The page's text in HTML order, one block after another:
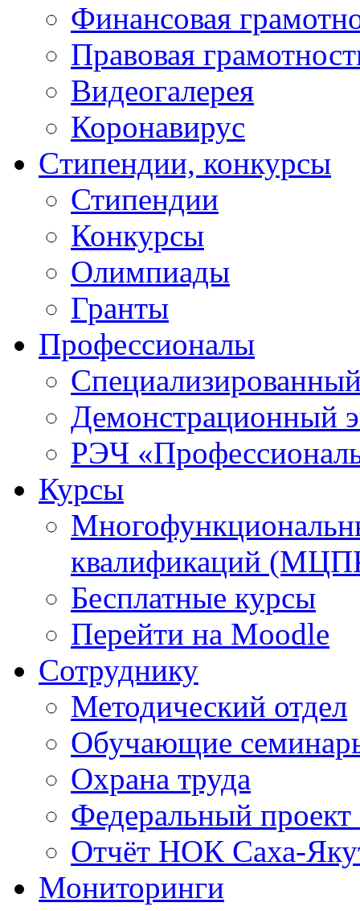
Финансовая
Правовая
Видеогалерея
Коронавирус
Cтипендии, конкурсы
Стипендии
Конкурсы
Олимпиады
Гранты
Профессионалы
Демонстрационный
РЭЧ
Курсы
квалификаций
Бесплатные курсы
Перейти на Moodle
Сотруднику
Методический отдел
Обучающие
Охрана труда
Федеральный
Отчёт НОК Саха-
Мониторинги